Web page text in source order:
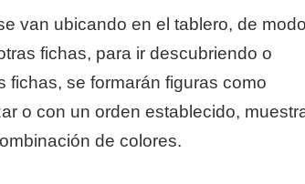
van ubicando en el tablero, de modo
fichas, para ir descubriendo o
fichas, se formarán figuras como
o con un orden establecido,
de colores.